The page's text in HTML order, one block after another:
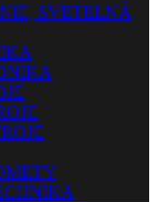
SVETELNÁ